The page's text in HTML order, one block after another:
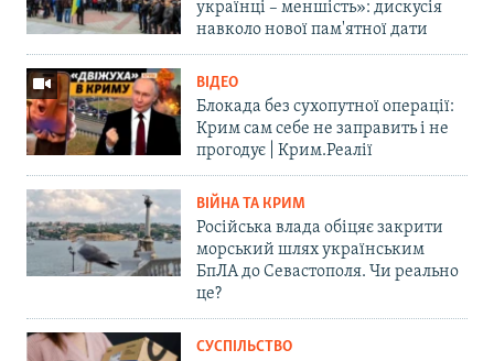
українці – меншість»: дискусія
навколо нової пам'ятної дати
ВІДЕО
Блокада без сухопутної операції:
Крим сам себе не заправить і не
прогодує | Крим.Реалії
ВІЙНА ТА КРИМ
Російська влада обіцяє закрити
морський шлях українським
БпЛА до Севастополя. Чи реально
це?
СУСПІЛЬСТВО